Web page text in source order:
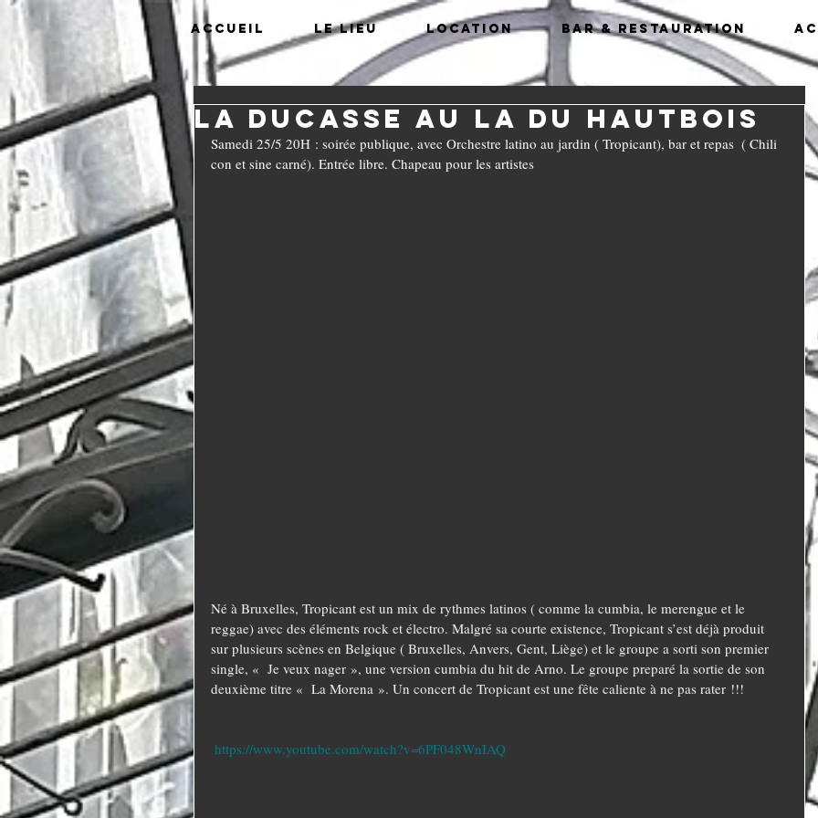
Accueil Le lieu Location Bar & Restauration
La Ducasse au LA du Hautbois
Samedi 25/5 20H : soirée publique, avec Orchestre latino au jardin ( Tropicant), bar et repas  ( Chili
con et sine carné). Entrée libre. Chapeau pour les artistes
Né à Bruxelles, Tropicant est un mix de rythmes latinos ( comme la cumbia, le merengue et le
reggae) avec des éléments rock et électro. Malgré sa courte existence, Tropicant s’est déjà produit
sur plusieurs scènes en Belgique ( Bruxelles, Anvers, Gent, Liège) et le groupe a sorti son premier
single, «  Je veux nager », une version cumbia du hit de Arno. Le groupe preparé la sortie de son
deuxième titre «  La Morena ». Un concert de Tropicant est une fête caliente à ne pas rater !!!
https://www.youtube.com/watch?v=6PF048WnIAQ